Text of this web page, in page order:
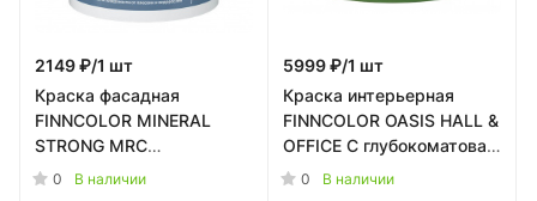
2149 ₽/1 шт
Краска фасадная
FINNCOLOR MINERAL
STRONG MRC
глубокоматовая 2,7л
0 В наличии
5999 ₽/1 шт
Краска интерьерная
FINNCOLOR OASIS HALL &
OFFICE C глубокоматовая
9л Tikkurila RU -
0 В наличии